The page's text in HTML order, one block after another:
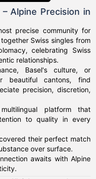
Alpine Precision in
precise community for
Swiss singles from
celebrating Swiss
relationships.
Basel's culture, or
beautiful cantons, find
precision, discretion,
platform that
to quality in every
their perfect match
over surface.
awaits with Alpine